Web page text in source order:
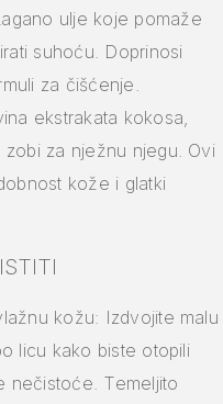
ulje koje pomaže
suhoću. Doprinosi
za čišćenje.
ekstrakata kokosa,
za nježnu njegu. Ovi
kože i glatki
kožu: Izdvojite malu
licu kako biste otopili
nečistoće. Temeljito